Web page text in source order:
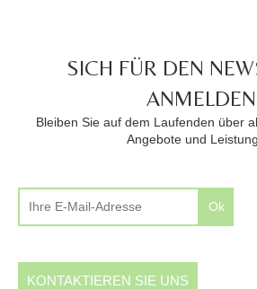
SICH FÜR DEN
ANMELDEN
Bleiben Sie auf dem Laufenden über
Angebote und
Ok
KONTAKTIEREN SIE UNS